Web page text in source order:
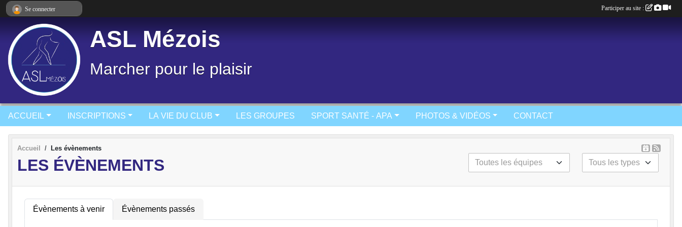
ASL Mézois
Marcher pour le plaisir
ACCUEIL INSCRIPTIONS LA VIE DU CLUB LES GROUPES SPORT SANTÉ - APA PHOTOS & VIDÉOS CONTACT
Accueil Les évènements
LES ÉVÈNEMENTS
Évènements à venir Évènements passés
Se connecter Participer au site :
Panneau de gestion des cookies